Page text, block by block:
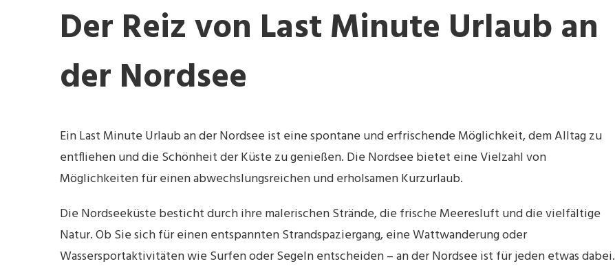
NORDSEE:
LAST
MINUTE
Der Reiz von Last Minute Urlaub an
der Nordsee
Ein Last Minute Urlaub an der Nordsee ist eine spontane und erfrischende Möglichkeit, dem Alltag zu
entfliehen und die Schönheit der Küste zu genießen. Die Nordsee bietet eine Vielzahl von
Möglichkeiten für einen abwechslungsreichen und erholsamen Kurzurlaub.
Die Nordseeküste besticht durch ihre malerischen Strände, die frische Meeresluft und die vielfältige
Natur. Ob Sie sich für einen entspannten Strandspaziergang, eine Wattwanderung oder
Wassersportaktivitäten wie Surfen oder Segeln entscheiden – an der Nordsee ist für jeden etwas dabei.